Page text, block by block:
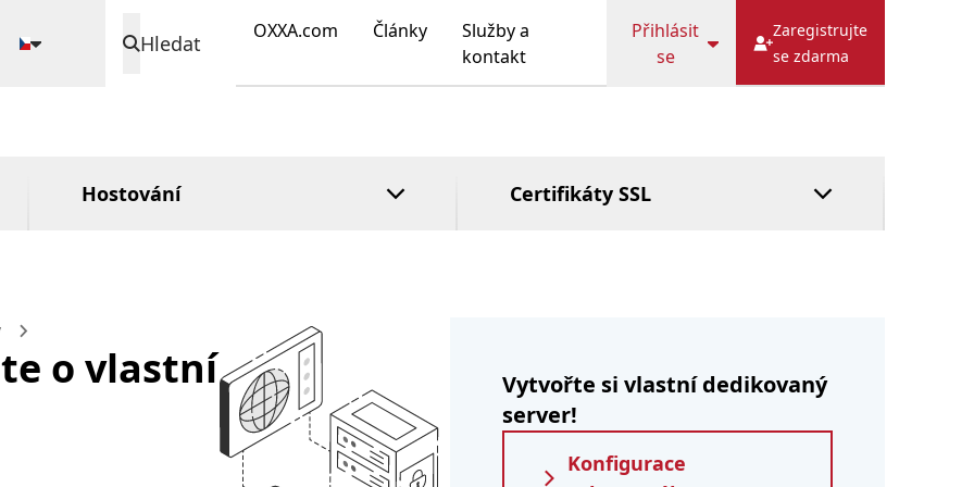
OXXA.com Články
Služby a
kontakt
Přihlásit
se
Zaregistrujte
se zdarma
Hledat
Hostování Certifikáty SSL
HostFact
Služba správce
DirectAdmin
domény
o vlastní
Vytvořte si vlastní dedikovaný
server!
Konfigurace